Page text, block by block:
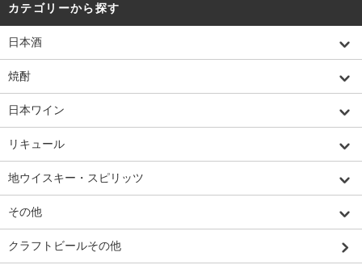
カテゴリーから探す
日本酒
焼酎
日本ワイン
リキュール
地ウイスキー・スピリッツ
その他
クラフトビールその他